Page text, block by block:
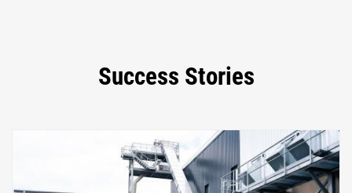
Success Stories